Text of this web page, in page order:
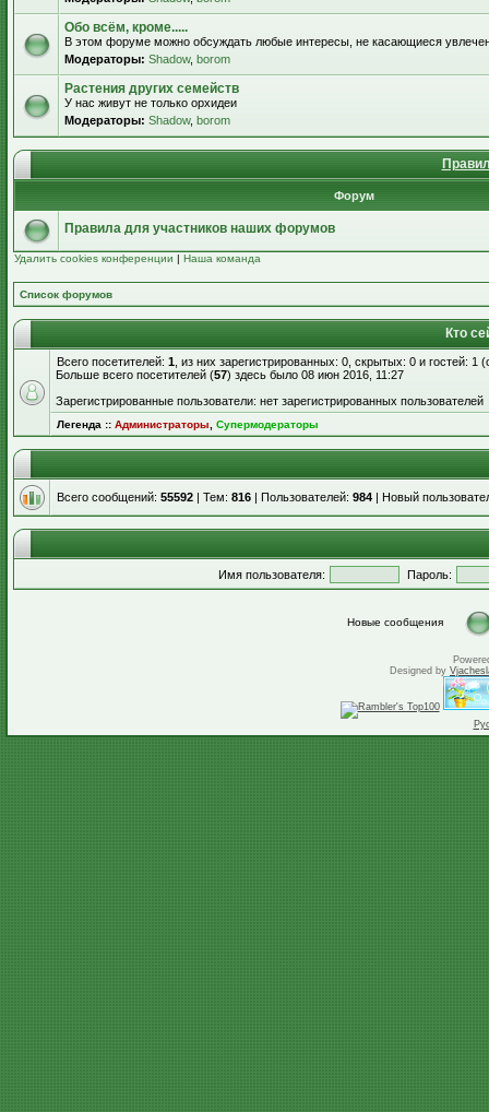
Обо всём, кроме.....
В этом форуме можно обсуждать любые интересы, не касающиеся
Модераторы: Shadow, borom
Растения других семейств
У нас живут не только орхидеи
Модераторы: Shadow, borom
Форум
Правила для участников наших форумов
Удалить cookies конференции | Наша команда
Список форумов
Кто
Всего посетителей: 1 , из них зарегистрированных: 0, скрытых: 0 и гостей:
Больше всего посетителей (57) здесь было 08 июн 2016, 11:27
Зарегистрированные пользователи: нет зарегистрированных пользователей
Легенда :: Администраторы Супермодераторы
Всего сообщений: 55592 | Тем: 816 | Пользователей: 984 | Новый
Имя пользователя: Пароль:
Новые сообщения
Designed by